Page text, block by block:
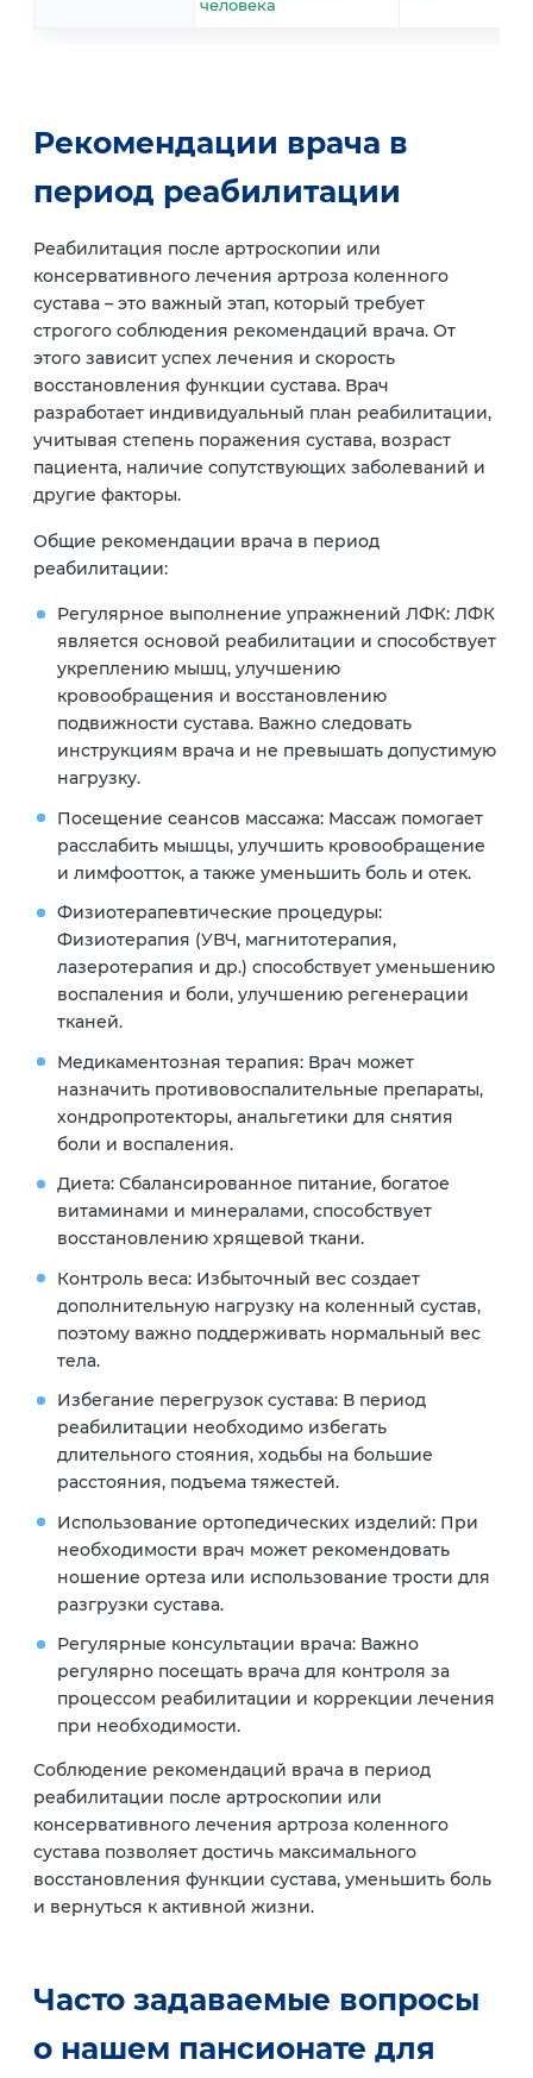
человека
Рекомендации врача в
период реабилитации
Реабилитация после артроскопии или
консервативного лечения артроза коленного
сустава – это важный этап, который требует
строгого соблюдения рекомендаций врача. От
этого зависит успех лечения и скорость
восстановления функции сустава. Врач
разработает индивидуальный план реабилитации,
учитывая степень поражения сустава, возраст
пациента, наличие сопутствующих заболеваний и
другие факторы.
Общие рекомендации врача в период
реабилитации:
Регулярное выполнение упражнений ЛФК: ЛФК
является основой реабилитации и способствует
укреплению мышц, улучшению
кровообращения и восстановлению
подвижности сустава. Важно следовать
инструкциям врача и не превышать допустимую
нагрузку.
Посещение сеансов массажа: Массаж помогает
расслабить мышцы, улучшить кровообращение
и лимфоотток, а также уменьшить боль и отек.
Физиотерапевтические процедуры:
Физиотерапия (УВЧ, магнитотерапия,
лазеротерапия и др.) способствует уменьшению
воспаления и боли, улучшению регенерации
тканей.
Медикаментозная терапия: Врач может
назначить противовоспалительные препараты,
хондропротекторы, анальгетики для снятия
боли и воспаления.
Диета: Сбалансированное питание, богатое
витаминами и минералами, способствует
восстановлению хрящевой ткани.
Контроль веса: Избыточный вес создает
дополнительную нагрузку на коленный сустав,
поэтому важно поддерживать нормальный вес
тела.
Избегание перегрузок сустава: В период
реабилитации необходимо избегать
длительного стояния, ходьбы на большие
расстояния, подъема тяжестей.
Использование ортопедических изделий: При
необходимости врач может рекомендовать
ношение ортеза или использование трости для
разгрузки сустава.
Регулярные консультации врача: Важно
регулярно посещать врача для контроля за
процессом реабилитации и коррекции лечения
при необходимости.
Соблюдение рекомендаций врача в период
реабилитации после артроскопии или
консервативного лечения артроза коленного
сустава позволяет достичь максимального
восстановления функции сустава, уменьшить боль
и вернуться к активной жизни.
Часто задаваемые вопросы
о нашем пансионате для